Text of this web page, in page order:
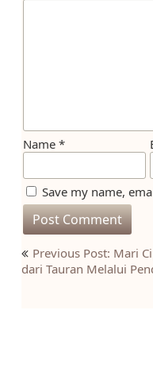
Name *
Save my name,
Post
navigation
Previous Post: Mari
dari Tauran Melalui